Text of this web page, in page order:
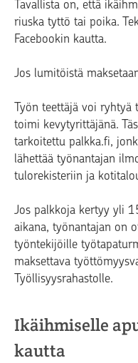
Tavallista on, että
riuska tyttö tai poika.
Facebookin kautta.
Jos lumitöistä
Työn teettäjä voi ryhtyä
toimi kevytyrittäjänä.
tarkoitettu palkka.fi,
lähettää työnantajan
tulorekisteriin ja
Jos palkkoja kertyy yli
aikana, työnantajan on
työntekijöille
maksettava
Työllisyysrahastolle.
Ikäihmiselle
kautta